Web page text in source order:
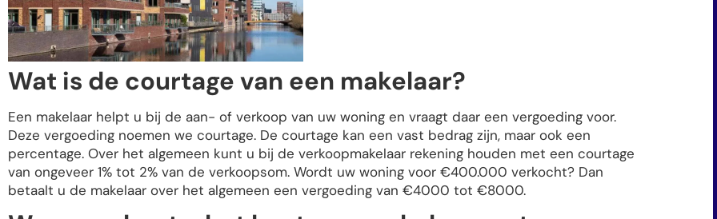
Wat is de courtage van een makelaar?
Een makelaar helpt u bij de aan- of verkoop van uw woning en vraagt daar een vergoeding voor.
Deze vergoeding noemen we courtage. De courtage kan een vast bedrag zijn, maar ook een
percentage. Over het algemeen kunt u bij de verkoopmakelaar rekening houden met een courtage
van ongeveer 1% tot 2% van de verkoopsom. Wordt uw woning voor €400.000 verkocht? Dan
betaalt u de makelaar over het algemeen een vergoeding van €4000 tot €8000.